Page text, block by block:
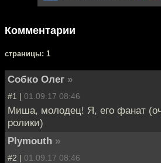
Комментарии
cтраницы: 1
Собко Олег »
#1 | 01.09.17 08:46
Миша, молодец! Я, его фанат
ролики)
Plymouth »
#2 | 01.09.17 08:46